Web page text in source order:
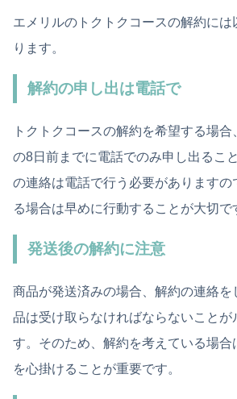
エメリルのトクトクコースの解約には
ります。
解約の申し出は電話で
トクトクコースの解約を希望する場
の8日前までに電話でのみ申し出るこ
の連絡は電話で行う必要がありますの
る場合は早めに行動することが大切で
発送後の解約に注意
商品が発送済みの場合、解約の連絡を
品は受け取らなければならないことが
す。そのため、解約を考えている場合
を心掛けることが重要です。